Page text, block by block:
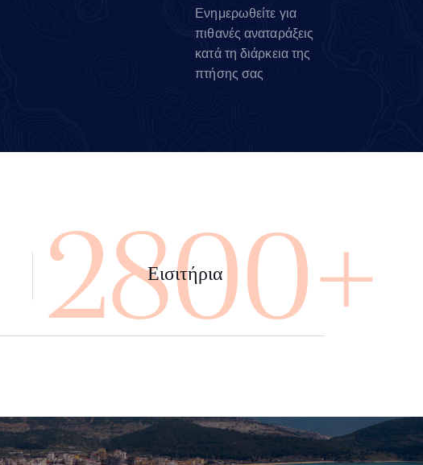
Ενημερωθείτε για
πιθανές αναταράξεις
κατά τη διάρκεια της
πτήσης σας
4000+
Εισιτήρια